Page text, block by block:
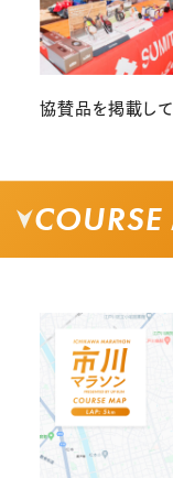
協賛品を掲載し